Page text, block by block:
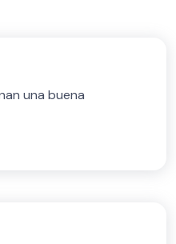
una buena